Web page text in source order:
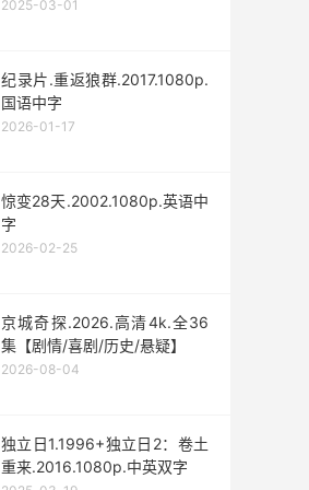
2025-03-01
纪录片.重返狼群.2017.1080p.
国语中字
2026-01-17
惊变28天.2002.1080p.英语中
字
2026-02-25
京城奇探.2026.高清4k.全36
集【剧情/喜剧/历史/悬疑】
2026-08-04
独立日1.1996+独立日2：卷土
重来.2016.1080p.中英双字